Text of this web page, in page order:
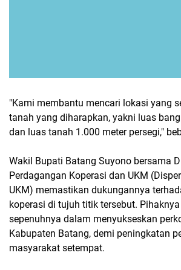
"Kami membantu mencari lokasi yang
tanah yang diharapkan, yakni luas
dan luas tanah 1.000 meter persegi,"
Wakil Bupati Batang Suyono bersama
Perdagangan Koperasi dan UKM
UKM) memastikan dukungannya
koperasi di tujuh titik tersebut.
sepenuhnya dalam menyukseskan
Kabupaten Batang, demi peningkatan
masyarakat setempat.